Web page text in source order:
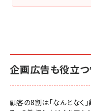
企画広告も役立つ
顧客の8割は「なんとなく